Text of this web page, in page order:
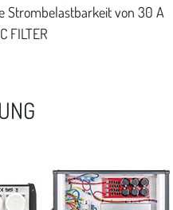
Strombelastbarkeit von 30 A
FILTER